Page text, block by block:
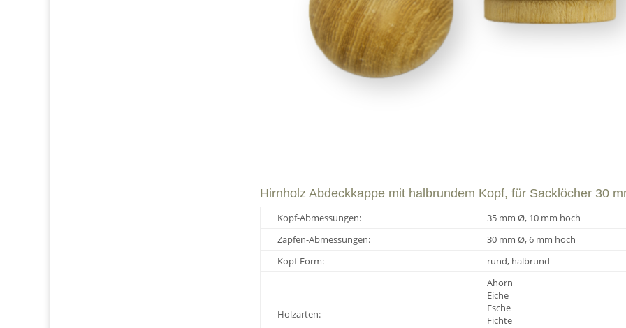
Hirnholz Abdeckkappe mit halbrundem Kopf, für Sacklöcher 30
Kopf-Abmessungen:
35 mm Ø, 10 mm hoch
Zapfen-Abmessungen:
30 mm Ø, 6 mm hoch
Kopf-Form:
rund, halbrund
Holzarten:
Ahorn
Eiche
Esche
Fichte